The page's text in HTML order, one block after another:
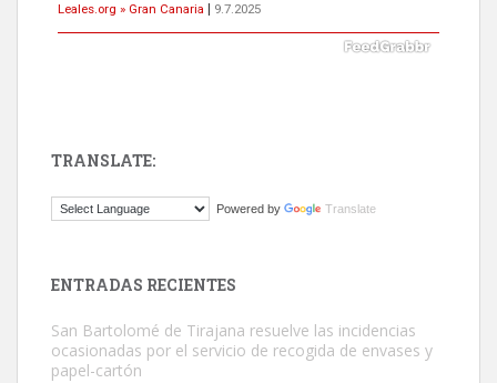
Leales.org » Gran Canaria
9.7.2025
Este gato macho ha aparecido en la calle hace menos de un mes,
TRANSLATE:
Powered by Translate
ENTRADAS RECIENTES
San Bartolomé de Tirajana resuelve las incidencias
ocasionadas por el servicio de recogida de envases y
papel-cartón